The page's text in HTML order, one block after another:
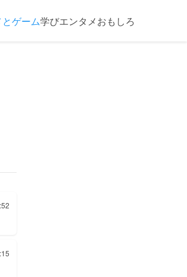
ゲーム学びエンタメおもしろ